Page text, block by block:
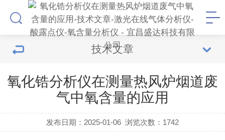
技术文章
氧化锆分析仪在测量热风炉烟道废
气中氧含量的应用
发布日期：2025-01-06 浏览次数： 1742